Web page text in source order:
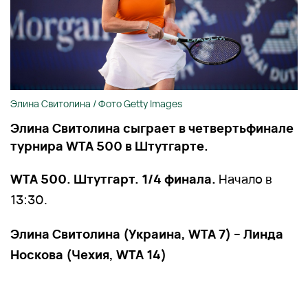
Элина Свитолина / Фото Getty Images
Элина Свитолина сыграет в четвертьфинале
турнира WTA 500 в Штутгарте.
WTA 500. Штутгарт. 1/4 финала. Начало в
13:30.
Элина Свитолина (Украина, WTA 7) – Линда
Носкова (Чехия, WTA 14)